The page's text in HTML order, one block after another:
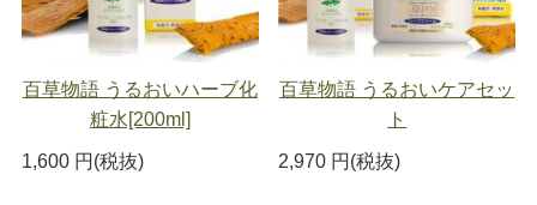
百草物語 うるおいハーブ化
粧水[200ml]
1,600 円(税抜)
百草物語 うるおいケアセッ
ト
2,970 円(税抜)